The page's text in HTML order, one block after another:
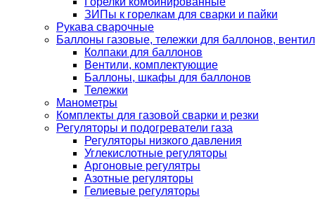
ЗИПы к горелкам для сварки и пайки
Рукава сварочные
Баллоны газовые, тележки для баллонов,
Колпаки для баллонов
Вентили, комплектующие
Баллоны, шкафы для баллонов
Тележки
Манометры
Комплекты для газовой сварки и резки
Регуляторы и подогреватели газа
Регуляторы низкого давления
Углекислотные регуляторы
Аргоновые регулятры
Азотные регуляторы
Гелиевые регуляторы